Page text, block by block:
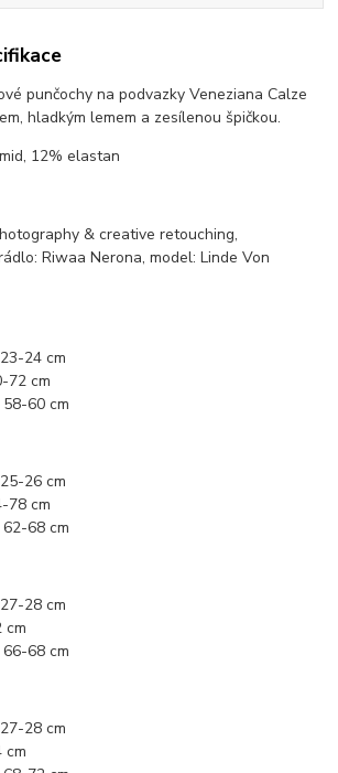
punčochy na podvazky Veneziana Calze
hladkým lemem a zesílenou špičkou.
12% elastan
& creative retouching,
Riwaa Nerona, model: Linde Von
24 cm
72 cm
60 cm
26 cm
78 cm
68 cm
28 cm
cm
68 cm
28 cm
cm